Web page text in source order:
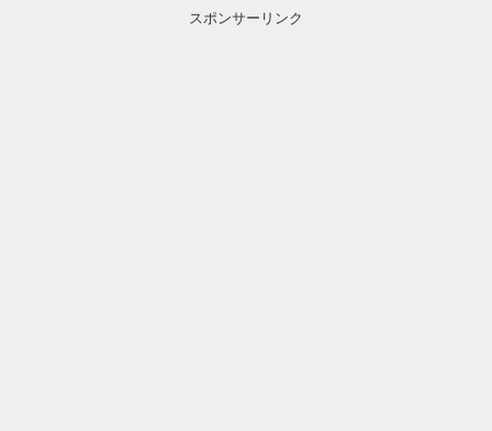
スポンサーリンク